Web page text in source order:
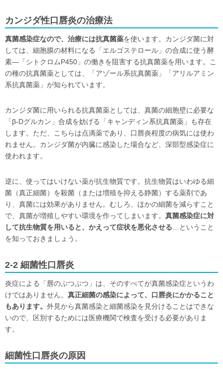
カンジダ性口唇炎の治療法
真菌感染症なので、治療には抗真菌薬を使います。カンジダ菌に対
しては、細胞膜の材料になる「エルゴステロール」の合成に使う酵
素―「シトクロムP450」の働きを阻害する抗真菌薬を用います。こ
の種の抗真菌薬としては、「アゾール系抗真菌薬」「アリルアミン
系抗真菌薬」が知られています。
カンジダ菌に用いられる抗真菌薬としては、真菌の細胞壁に必要な
「β-Dグルカン」合成を妨げる「キャンディン系抗真菌薬」も存在
します。ただ、こちらは点滴薬であり、口唇炎程度の病気には使わ
れません。カンジダ菌が内臓に感染した場合など、深部型感染症に
使われます。
逆に、使ってはいけない薬が抗生物質です。抗生物質はいわゆる細
菌（真正細菌）を殺菌（または増殖を抑える静菌）する薬剤であ
り、真菌には効果がありません。むしろ、ほかの細菌を減らすこと
で、真菌が増殖しやすい環境を作ってしまいます。 真菌感染症に対
して抗生物質を用いると、かえって症状を悪化させる …ということ
を知っておきましょう。
2-2 細菌性口唇炎
炎症による「唇のぶつぶつ」は、そのすべてが真菌感染症というわ
けではありません。 真正細菌の感染によって、口唇炎にかかること
もあります。 外見から真菌感染と細菌感染を見分けることはできな
いので、区別するためには医療機関で検査を受ける必要がありま
す。
細菌性口唇炎の原因